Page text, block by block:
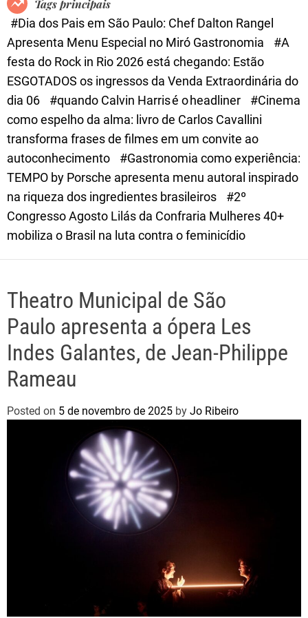
e
Tags principais
#Dia dos Pais em São Paulo: Chef Dalton Rangel
Apresenta Menu Especial no Miró Gastronomia
#A
festa do Rock in Rio 2026 está chegando: Estão
ESGOTADOS os ingressos da Venda Extraordinária do
dia 06
#quando Calvin Harris é o headliner
#Cinema
como espelho da alma: livro de Carlos Cavallini
transforma frases de filmes em um convite ao
autoconhecimento
#Gastronomia como experiência:
TEMPO by Porsche apresenta menu autoral inspirado
na riqueza dos ingredientes brasileiros
#2º
Congresso Agosto Lilás da Confraria Mulheres 40+
mobiliza o Brasil na luta contra o feminicídio
Theatro Municipal de São
Paulo apresenta a ópera Les
Indes Galantes, de Jean-Philippe
Rameau
Posted on 5 de novembro de 2025 by Jo Ribeiro